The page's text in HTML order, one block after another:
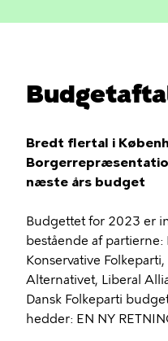
Bredt flertal i
næste års budget
Budgettet for 2023 er
bestående af
Konservative
Alternativet, Liberal
Dansk Folkeparti
hedder: EN NY